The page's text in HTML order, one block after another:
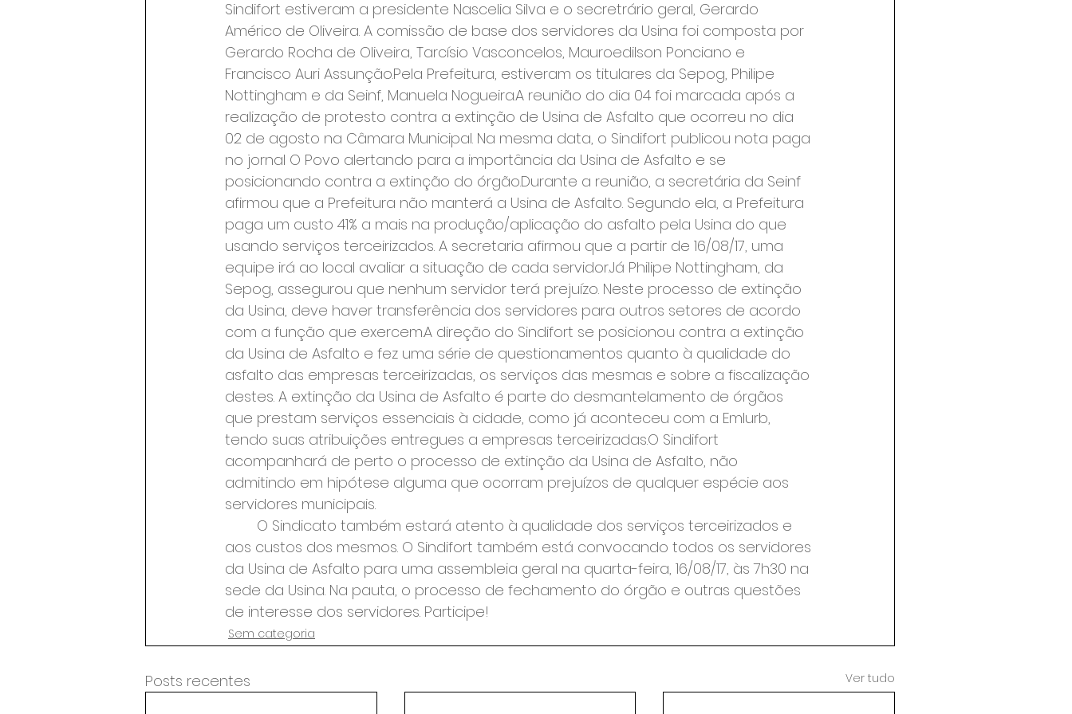
Sindifort estiveram a presidente Nascelia Silva e o secretrário geral, Gerardo
Américo de Oliveira. A comissão de base dos servidores da Usina foi composta por
Gerardo Rocha de Oliveira, Tarcísio Vasconcelos, Mauroedilson Ponciano e
Francisco Auri Assunção.Pela Prefeitura, estiveram os titulares da Sepog, Philipe
Nottingham e da Seinf, Manuela Nogueira.A reunião do dia 04 foi marcada após a
realização de protesto contra a extinção de Usina de Asfalto que ocorreu no dia
02 de agosto na Câmara Municipal. Na mesma data, o Sindifort publicou nota paga
no jornal O Povo alertando para a importância da Usina de Asfalto e se
posicionando contra a extinção do órgão.Durante a reunião, a secretária da Seinf
afirmou que a Prefeitura não manterá a Usina de Asfalto. Segundo ela, a Prefeitura
paga um custo 41% a mais na produção/aplicação do asfalto pela Usina do que
usando serviços terceirizados. A secretaria afirmou que a partir de 16/08/17, uma
equipe irá ao local avaliar a situação de cada servidor.Já Philipe Nottingham, da
Sepog, assegurou que nenhum servidor terá prejuízo. Neste processo de extinção
da Usina, deve haver transferência dos servidores para outros setores de acordo
com a função que exercem.A direção do Sindifort se posicionou contra a extinção
da Usina de Asfalto e fez uma série de questionamentos quanto à qualidade do
asfalto das empresas terceirizadas, os serviços das mesmas e sobre a fiscalização
destes. A extinção da Usina de Asfalto é parte do desmantelamento de órgãos
que prestam serviços essenciais à cidade, como já aconteceu com a Emlurb,
tendo suas atribuições entregues a empresas terceirizadas.O Sindifort
acompanhará de perto o processo de extinção da Usina de Asfalto, não
admitindo em hipótese alguma que ocorram prejuízos de qualquer espécie aos
servidores municipais.
aos custos dos mesmos. O Sindifort também está convocando todos os servidores
da Usina de Asfalto para uma assembleia geral na quarta-feira, 16/08/17, às 7h30 na
sede da Usina. Na pauta, o processo de fechamento do órgão e outras questões
de interesse dos servidores. Participe!
Sem categoria
Posts recentes Ver tudo